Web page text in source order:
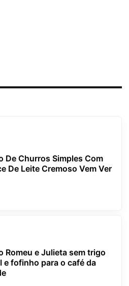
De Churros Simples Com
De Leite Cremoso Vem Ver
Romeu e Julieta sem trigo
e fofinho para o café da